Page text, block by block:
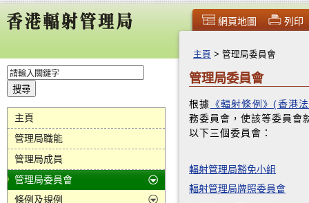
網頁地圖 列印
主頁
管理局職能
管理局成員
管理局委員會
條例及規例
主頁 > 管理局委員會
管理局委員會
根據 《輻射條例》(香港
務委員會，使該等委員會
以下三個委員會：
輻射管理局豁免小組
輻射管理局牌照委員會